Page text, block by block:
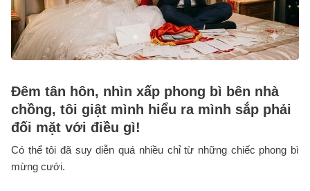
Đêm tân hôn, nhìn xấp phong bì bên nhà
chồng, tôi giật mình hiểu ra mình sắp phải
đối mặt với điều gì!
Có thể tôi đã suy diễn quá nhiều chỉ từ những chiếc phong bì
mừng cưới.